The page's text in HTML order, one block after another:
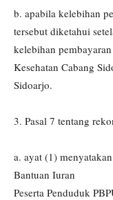
b. apabila kelebihan
tersebut diketahui
kelebihan
Kesehatan Cabang
Sidoarjo.
3. Pasal 7 tentang
a. ayat (1)
Bantuan Iuran
Peserta Penduduk